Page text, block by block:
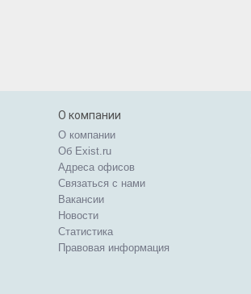
О компании
О компании
Об Exist.ru
Адреса офисов
Связаться с нами
Вакансии
Новости
Статистика
Правовая информация